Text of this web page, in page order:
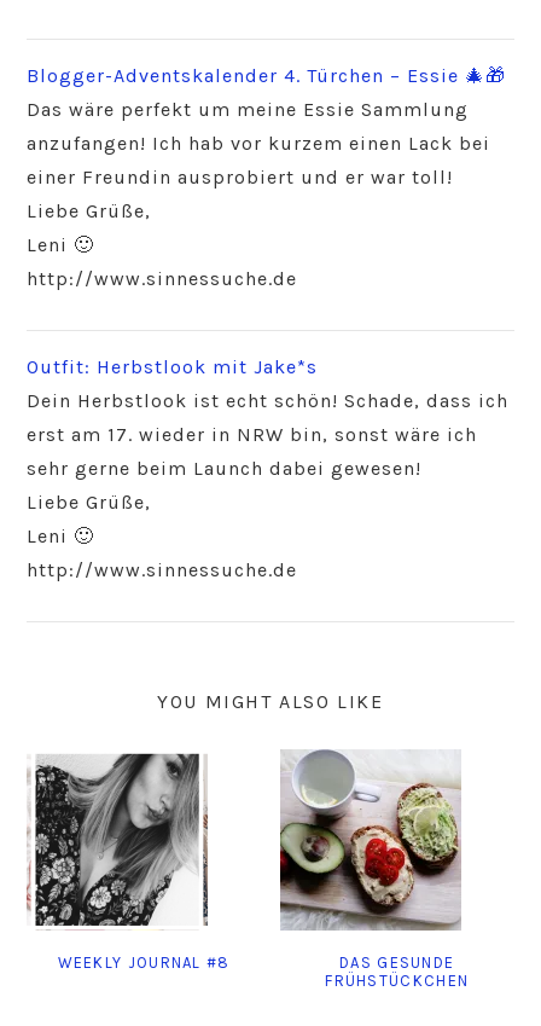
Blogger-Adventskalender 4. Türchen – Essie 🎄🎁
Das wäre perfekt um meine Essie Sammlung
anzufangen! Ich hab vor kurzem einen Lack bei
einer Freundin ausprobiert und er war toll!
Liebe Grüße,
Leni 🙂
http://www.sinnessuche.de
Outfit: Herbstlook mit Jake*s
Dein Herbstlook ist echt schön! Schade, dass ich
erst am 17. wieder in NRW bin, sonst wäre ich
sehr gerne beim Launch dabei gewesen!
Liebe Grüße,
Leni 🙂
http://www.sinnessuche.de
YOU MIGHT ALSO LIKE
WEEKLY JOURNAL #8
DAS GESUNDE
FRÜHSTÜCKCHEN